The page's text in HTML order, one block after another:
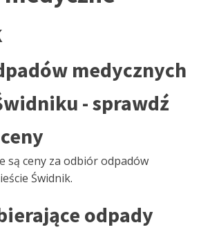
medycznych
- sprawdź
są ceny za odbiór odpadów
Świdnik.
odpady